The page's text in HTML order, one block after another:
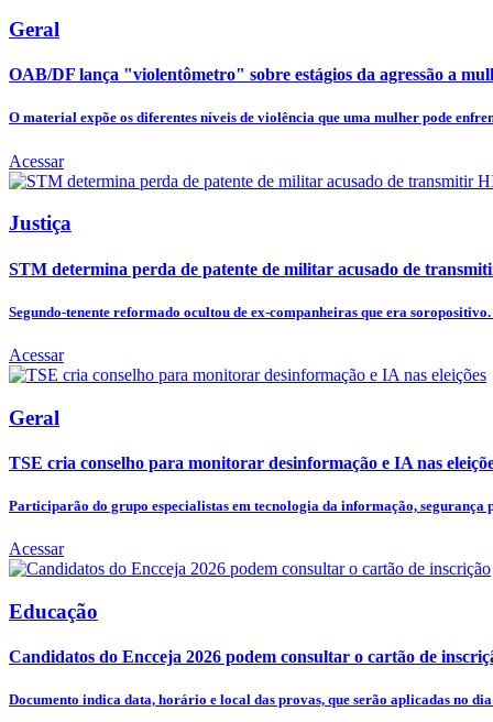
Geral
OAB/DF lança "violentômetro" sobre estágios da agressão a
O material expõe os diferentes níveis de violência que uma mulher pode
Acessar
Justiça
STM determina perda de patente de militar acusado de
Segundo-tenente reformado ocultou de ex-companheiras que era soropositivo.
Acessar
Geral
TSE cria conselho para monitorar desinformação e IA nas
Participarão do grupo especialistas em tecnologia da informação, segurança
Acessar
Educação
Candidatos do Encceja 2026 podem consultar o cartão de
Documento indica data, horário e local das provas, que serão aplicadas no